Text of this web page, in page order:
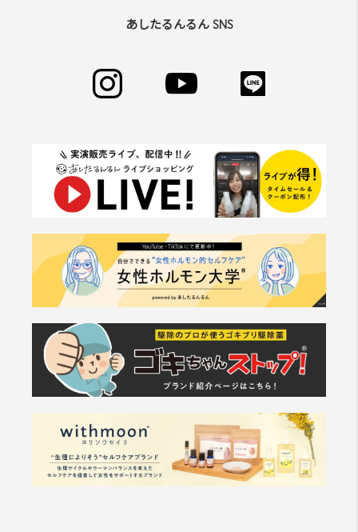
通知をすることなく、変更や中⽌することがあります。ま
た 当社が提供する情報についていかなる保証も負わない
ものとします。
第8条（サービスの中断・変更・停止）
1. 当社は、以下の何れかが⽣じた場合には、会員に事前
に通知することなく、⼀時的に当サイトを中断することが
あります。
う場合
(b) ⽕災、停電等により当サイトの提供ができなくなっ
た場合
(c) 地震、噴⽕、洪⽔、津波等の天災により当サイトの
提供ができなくなった場合
(d) 戦争、動乱、暴動、騒乱、労働争議等により当サイ
トの提供ができなくなった場合
(e) その他、運⽤上或は技術上当社が当サイトの⼀時的
な中断が必要と判断した場合
あしたるんるん SNS